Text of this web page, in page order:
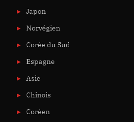
Japon
Norvégien
Corée du Sud
Espagne
Asie
Chinois
Coréen